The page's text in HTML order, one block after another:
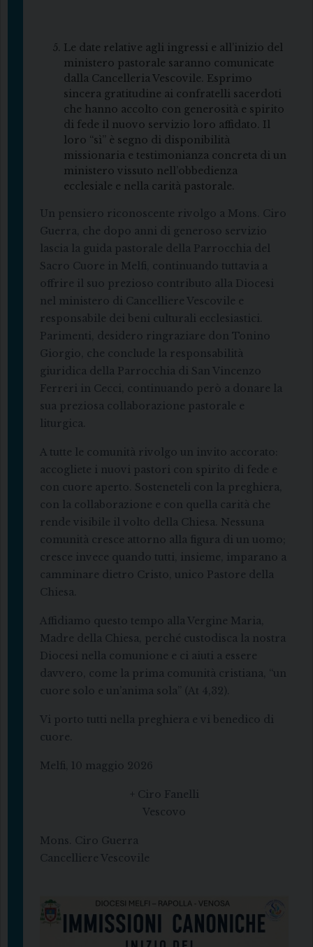
Le date relative agli ingressi e all’inizio del
ministero pastorale saranno comunicate
dalla Cancelleria Vescovile. Esprimo
sincera gratitudine ai confratelli sacerdoti
che hanno accolto con generosità e spirito
di fede il nuovo servizio loro affidato. Il
loro “sì” è segno di disponibilità
missionaria e testimonianza concreta di un
ministero vissuto nell’obbedienza
ecclesiale e nella carità pastorale.
Un pensiero riconoscente rivolgo a Mons. Ciro
Guerra, che dopo anni di generoso servizio
lascia la guida pastorale della Parrocchia del
Sacro Cuore in Melfi, continuando tuttavia a
offrire il suo prezioso contributo alla Diocesi
nel ministero di Cancelliere Vescovile e
responsabile dei beni culturali ecclesiastici.
Parimenti, desidero ringraziare don Tonino
Giorgio, che conclude la responsabilità
giuridica della Parrocchia di San Vincenzo
Ferreri in Cecci, continuando però a donare la
sua preziosa collaborazione pastorale e
liturgica.
A tutte le comunità rivolgo un invito accorato:
accogliete i nuovi pastori con spirito di fede e
con cuore aperto. Sosteneteli con la preghiera,
con la collaborazione e con quella carità che
rende visibile il volto della Chiesa. Nessuna
comunità cresce attorno alla figura di un uomo;
cresce invece quando tutti, insieme, imparano a
camminare dietro Cristo, unico Pastore della
Chiesa.
Affidiamo questo tempo alla Vergine Maria,
Madre della Chiesa, perché custodisca la nostra
Diocesi nella comunione e ci aiuti a essere
davvero, come la prima comunità cristiana, “un
cuore solo e un’anima sola” (At 4,32).
Vi porto tutti nella preghiera e vi benedico di
cuore.
Melfi, 10 maggio 2026
+ Ciro Fanelli
Vescovo
Mons. Ciro Guerra
Cancelliere Vescovile